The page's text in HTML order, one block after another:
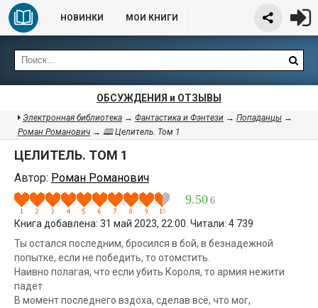
НОВИНКИ МОИ КНИГИ
ОБСУЖДЕНИЯ и ОТЗЫВЫ
Электронная библиотека → Фантастика и Фэнтези → Попаданцы →
Роман Романович → 🕮 Целитель. Том 1
ЦЕЛИТЕЛЬ. ТОМ 1
Автор: Роман Романович
9.50 6
Книга добавлена: 31 май 2023, 22:00. Читали: 4 739
Ты остался последним, бросился в бой, в безнадежной
попытке, если не победить, то отомстить.
Наивно полагая, что если убить Короля, то армия нежити
падет.
В момент последнего вздоха, сделав всё, что мог,